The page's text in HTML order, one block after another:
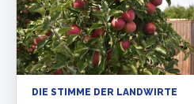
DIE STIMME DER LANDWIRTE